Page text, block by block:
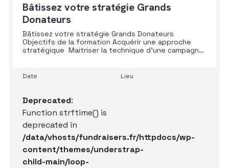
Bâtissez votre stratégie Grands
Donateurs
Bâtissez votre stratégie Grands Donateurs
Objectifs de la formation Acquérir une approche
stratégique Maitriser la technique d’une campagne
avec vos donateurs Public Cette formation
Date
Deprecated:
Function strftime() is
deprecated in
/data/vhosts/fundraisers.fr/httpdocs/wp-
content/themes/understrap-
child-main/loop-
Lieu